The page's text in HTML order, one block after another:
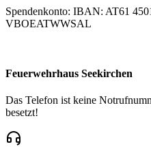
Spendenkonto: IBAN: AT61
VBOEATWWSAL
Feuerwehrhaus Seekirchen
Das Telefon ist keine
besetzt!